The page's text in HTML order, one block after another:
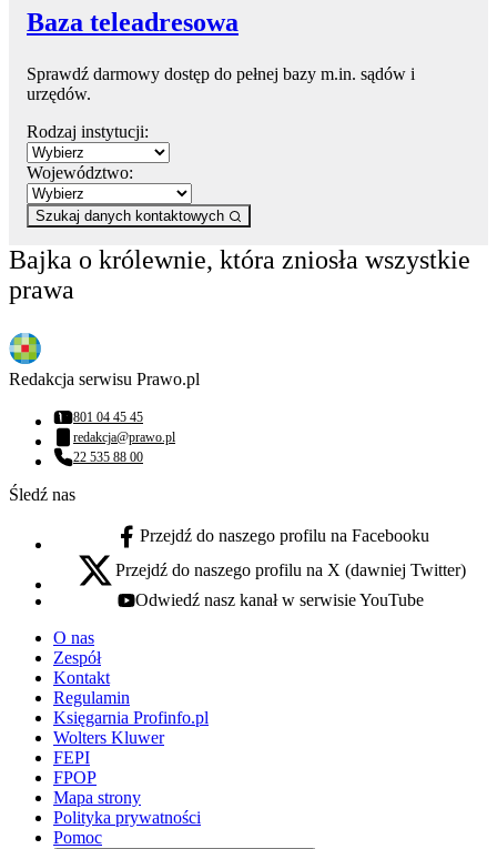
Baza teleadresowa
Sprawdź darmowy dostęp do pełnej bazy m.in. sądów i
urzędów.
Rodzaj instytucji:
Województwo:
Szukaj danych kontaktowych
Bajka o królewnie, która zniosła wszystkie
prawa
Redakcja serwisu Prawo.pl
Numer telefonu:
801 04 45 45
Adres email:
redakcja@prawo.pl
Numer telefonu:
22 535 88 00
Śledź nas
facebook - otwiera się w nowej karcie
Przejdź do naszego profilu na Facebooku
x - otwiera się w nowej karcie
Przejdź do naszego profilu na X (dawniej Twitter)
youtube - otwiera się w nowej karcie
Odwiedź nasz kanał w serwisie YouTube
O nas
Zespół
Kontakt
Regulamin
Księgarnia Profinfo.pl
Wolters Kluwer
FEPI
FPOP
Mapa strony
Polityka prywatności
Pomoc